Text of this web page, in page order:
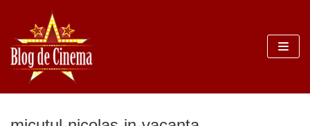
Sari
la
conținut